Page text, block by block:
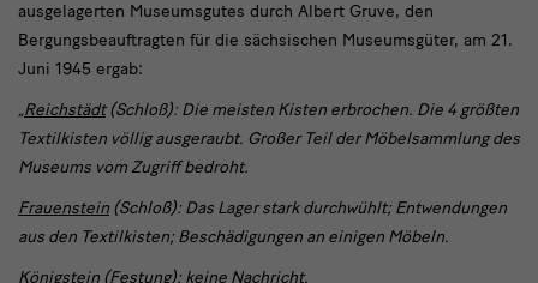
ausgelagerten Museumsgutes durch Albert Gruve, den
Bergungsbeauftragten für die sächsischen Museumsgüter, am 21.
Juni 1945 ergab:
„Reichstädt(Schloß): Die meisten Kisten erbrochen. Die 4 größten
Textilkisten völlig ausgeraubt. Großer Teil der Möbelsammlung des
Museums vom Zugriff bedroht.
Frauenstein (Schloß): Das Lager stark durchwühlt; Entwendungen
aus den Textilkisten; Beschädigungen an einigen Möbeln.
Königstein (Festung): keine Nachricht.